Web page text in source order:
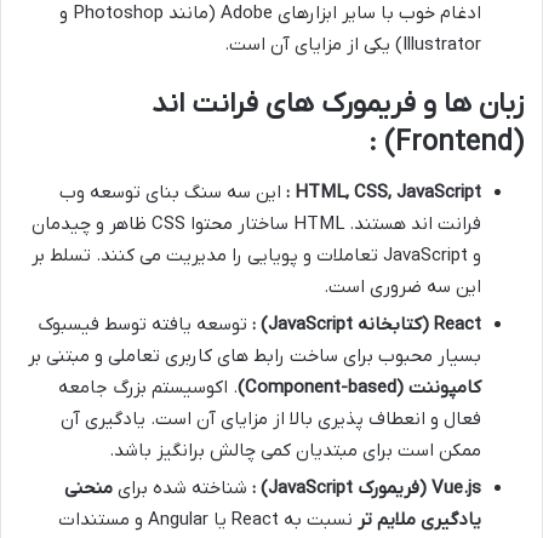
ادغام خوب با سایر ابزارهای Adobe (مانند Photoshop و
Illustrator) یکی از مزایای آن است.
زبان ها و فریمورک های فرانت اند
(Frontend) :
HTML, CSS, JavaScript
: این سه سنگ بنای توسعه وب
فرانت اند هستند. HTML ساختار محتوا CSS ظاهر و چیدمان
و JavaScript تعاملات و پویایی را مدیریت می کنند. تسلط بر
این سه ضروری است.
React ( کتابخانه : توسعه یافته توسط فیسبوک
بسیار محبوب برای ساخت رابط های کاربری تعاملی و مبتنی بر
کامپوننت (Component-based)
. اکوسیستم بزرگ جامعه
فعال و انعطاف پذیری بالا از مزایای آن است. یادگیری آن
ممکن است برای مبتدیان کمی چالش برانگیز باشد.
Vue.js ( فریمورک : شناخته شده برای منحنی
یادگیری ملایم تر
نسبت به React یا Angular و مستندات